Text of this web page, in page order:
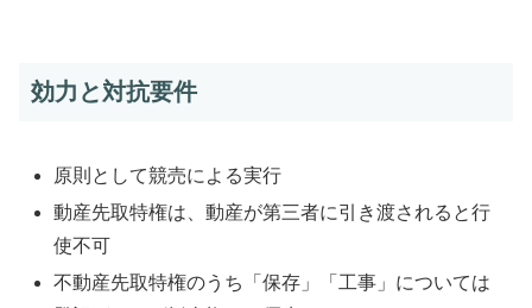
効力と対抗要件
原則として競売による実行
動産先取特権は、動産が第三者に引き渡されると行
使不可
不動産先取特権のうち「保存」「工事」については